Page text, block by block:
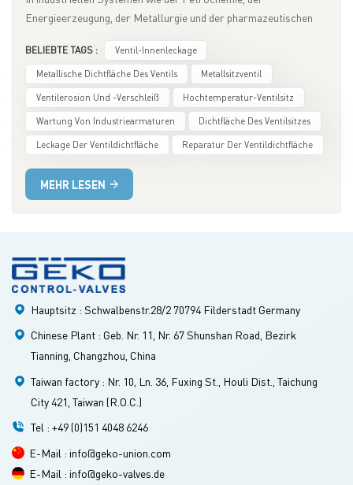
Energieerzeugung, der Metallurgie und der pharmazeutischen
Problem, das die Systemsicherheit, die Effizienz und die
Betriebsstabilität beeinträchtigt. Eine der Hauptursachen für
interne Leckagen ist oft die Beschädigung der
Ventildichtfläche.Als Marke mit Fokus auf Industriearmaturen
und Lösungen zur Durchflussregelung greift GEKO auf
jahrelange Anwendungserfahrung zurück, um sechs häufige
Ursachen für das Versagen von Ventildichtflächen
zusammenzufassen. Dies hilft Anwendern, Probleme genauer zu
Sand oder strömt ein Gas-Flüssigkeits-Zweiphasengemisch mit
hoher Geschwindigkeit durch das Ventil, ist die Dichtfläche
lokal zu Riefen, Lochfraß oder linearem Verschleiß führen.Dies
tritt besonders häufig bei Drosselung auf, da die
Strömungsgeschwindigkeit deutlich ansteigt und die Dichtfläche
durch das schnell fließende Medium radial verformt werden
kann. Ein typisches Anzeichen ist eine deutliche, lineare Erosion
hohen Strömungsgeschwindigkeiten oder erosiven Bedingungen
sollten Dichtungsmaterialien und Konstruktionen mit höherer
Erosionsbeständigkeit bevorzugt werden. 2. Plastische
BELIEBTE TAGS :
Ventil-Innenleckage
Metallische Dichtfläche Des Ventils
Metallsitzventil
Ventilerosion Und -verschleiß
Hochtemperatur-Ventilsitz
Wartung Von Industriearmaturen
Dichtfläche Des Ventilsitzes
Leckage Der Ventildichtfläche
Reparatur Der Ventildichtfläche
MEHR LESEN
Hauptsitz : Schwalbenstr.28/2 70794 Filderstadt Germany
Chinese Plant : Geb. Nr. 11, Nr. 67 Shunshan Road, Bezirk
Tianning, Changzhou, China
Taiwan factory : Nr. 10, Ln. 36, Fuxing St., Houli Dist., Taichung
City 421, Taiwan (R.O.C.)
Tel : +49 (0)151 4048 6246
E-Mail : info@geko-union.com
E-Mail : info@geko-valves.de